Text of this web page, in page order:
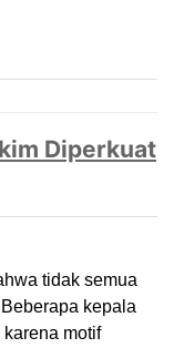
Diperkuat
tidak semua
kepala
motif